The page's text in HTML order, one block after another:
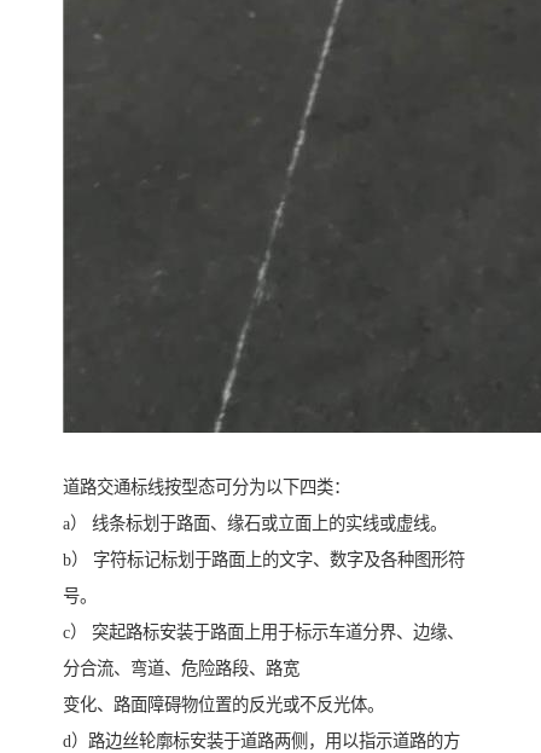
道路交通标线按型态可分为以下四类：
a） 线条标划于路面、缘石或立面上的实线或虚线。
b） 字符标记标划于路面上的文字、数字及各种图形符
号。
c） 突起路标安装于路面上用于标示车道分界、边缘、
分合流、弯道、危险路段、路宽
变化、路面障碍物位置的反光或不反光体。
d）路边丝轮廓标安装于道路两侧，用以指示道路的方